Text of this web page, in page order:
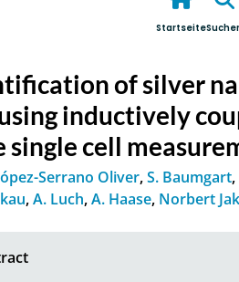
Startseite
of silver
inductively
single cell
Serrano Oliver,S. Baumgart,
,A. Luch,A. Haase, Norbert